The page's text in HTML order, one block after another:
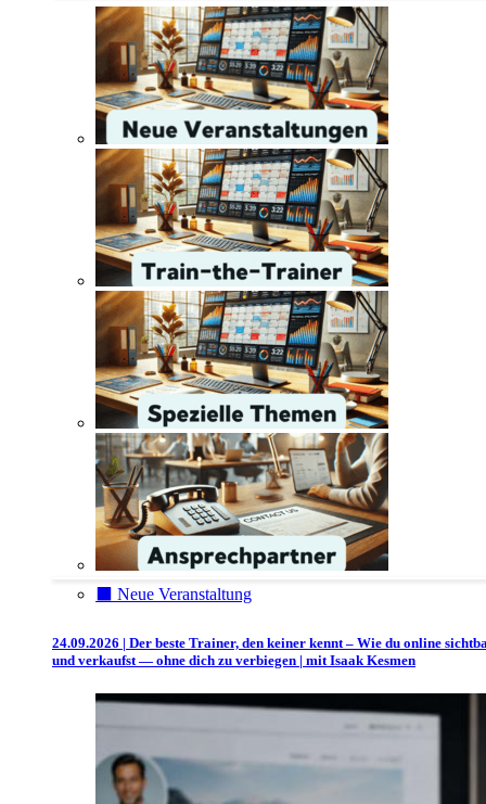
⬛️ Neue Veranstaltung
24.09.2026 | Der beste Trainer, den keiner kennt – Wie du online
und verkaufst — ohne dich zu verbiegen | mit Isaak Kesmen